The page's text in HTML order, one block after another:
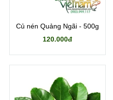
Củ nén Quảng Ngãi - 500g
120.000đ